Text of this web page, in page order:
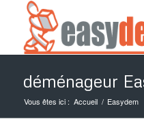
déménageur
Vous êtes ici : Accueil / Easydem